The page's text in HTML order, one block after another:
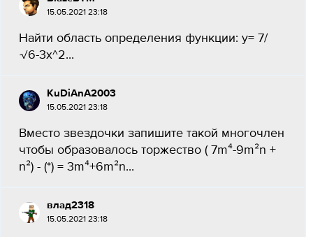
15.05.2021 23:18
Найти область определения функции: у= 7/
√6-3х^2...
KuDiAnA2003
15.05.2021 23:18
Вместо звездочки запишите такой многочлен
чтобы образовалось торжество ( 7m⁴-9m²n +
n²) - (*) = 3m⁴+6m²n...
влад2318
15.05.2021 23:18